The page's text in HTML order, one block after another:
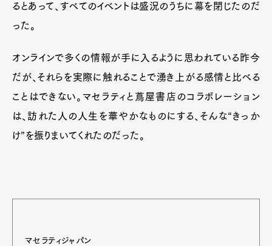
るとあって、すべてのイベントは盛況のうちに幕を閉じたのだ
った。
オンラインで多くの情報が手に入るように思われている昨今
だが、それらを実際に触れることで湧き上がる感情と比べる
ことはできない。マセラティと蔦屋書店のコラボレーション
は、訪れた人の人生を華やかなものにする、そんな“きっか
け”を振りまいてくれたのだった。
マセラティジャパン